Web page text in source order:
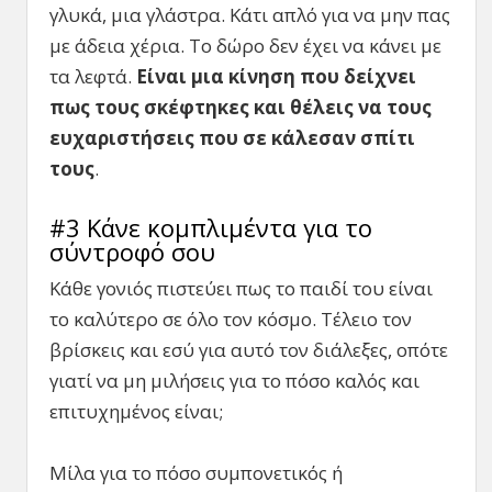
γλυκά, μια γλάστρα. Κάτι απλό για να μην πας
με άδεια χέρια. Το δώρο δεν έχει να κάνει με
τα λεφτά. Είναι μια κίνηση που δείχνει
πως τους σκέφτηκες και θέλεις να τους
ευχαριστήσεις που σε κάλεσαν σπίτι
τους.
#3 Κάνε κομπλιμέντα για το
σύντροφό σου
Κάθε γονιός πιστεύει πως το παιδί του είναι
το καλύτερο σε όλο τον κόσμο. Τέλειο τον
βρίσκεις και εσύ για αυτό τον διάλεξες, οπότε
γιατί να μη μιλήσεις για το πόσο καλός και
επιτυχημένος είναι;
Μίλα για το πόσο συμπονετικός ή